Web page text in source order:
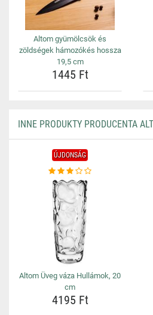
Altom gyümölcsök és
zöldségek hámozókés hossza
19,5 cm
1445 Ft
INNE PRODUKTY PRODUCENTA
ÚJDONSÁG
Altom Üveg váza Hullámok, 20
cm
4195 Ft